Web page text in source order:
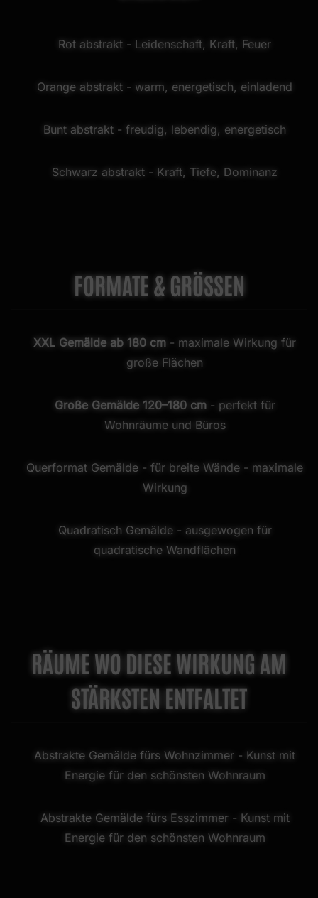
Rot abstrakt - Leidenschaft, Kraft, Feuer
Orange abstrakt - warm, energetisch, einladend
Bunt abstrakt - freudig, lebendig, energetisch
Schwarz abstrakt - Kraft, Tiefe, Dominanz
FORMATE & GRÖSSEN
XXL Gemälde ab 180 cm - maximale Wirkung für
große Flächen
Große Gemälde 120–180 cm- perfekt für
Wohnräume und Büros
Querformat Gemälde - für breite Wände - maximale
Wirkung
Quadratisch Gemälde- ausgewogen für
quadratische Wandflächen
RÄUME WO DIESE WIRKUNG AM
STÄRKSTEN ENTFALTET
Abstrakte Gemälde fürs Wohnzimmer - Kunst mit
Energie für den schönsten Wohnraum
Abstrakte Gemälde fürs Esszimmer- Kunst mit
Energie für den schönsten Wohnraum